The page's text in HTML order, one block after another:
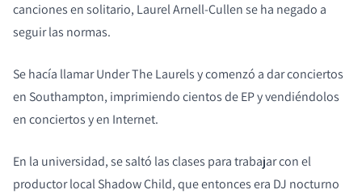
canciones en solitario, Laurel Arnell-Cullen se ha negado a
seguir las normas.
Se hacía llamar Under The Laurels y comenzó a dar conciertos
en Southampton, imprimiendo cientos de EP y vendiéndolos
en conciertos y en Internet.
En la universidad, se saltó las clases para trabajar con el
productor local Shadow Child, que entonces era DJ nocturno